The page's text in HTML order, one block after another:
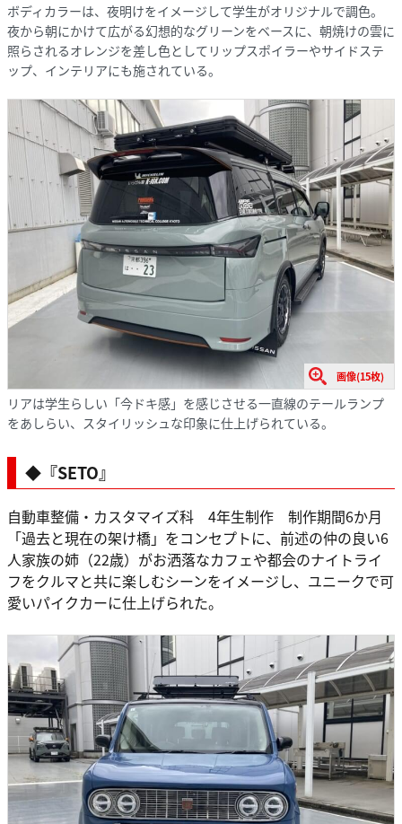
ボディカラーは、夜明けをイメージして学生がオリジナルで調色。
夜から朝にかけて広がる幻想的なグリーンをベースに、朝焼けの雲に
照らされるオレンジを差し色としてリップスポイラーやサイドステ
ップ、インテリアにも施されている。
画像(15枚)
リアは学生らしい「今ドキ感」を感じさせる一直線のテールランプ
をあしらい、スタイリッシュな印象に仕上げられている。
◆『SETO』
自動車整備・カスタマイズ科 4年生制作 制作期間6か月
「過去と現在の架け橋」をコンセプトに、前述の仲の良い6
人家族の姉（22歳）がお洒落なカフェや都会のナイトライ
フをクルマと共に楽しむシーンをイメージし、ユニークで可
愛いパイクカーに仕上げられた。